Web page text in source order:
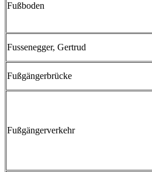
Fußboden
Fussenegger, Gertrud
Fußgängerbrücke
Fußgängerverkehr